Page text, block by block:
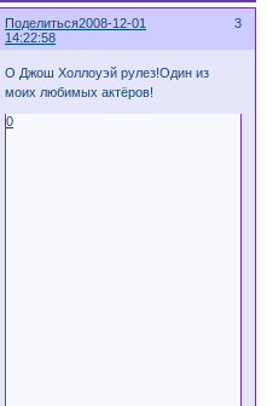
Поделиться 3
2008-12-01
14:22:58
О Джош Холлоуэй рулез!Один из
моих любимых актёров!
0